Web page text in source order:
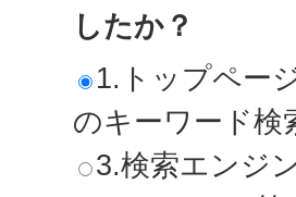
したか？
1.トップペー
のキーワード検
3.検索エンジ